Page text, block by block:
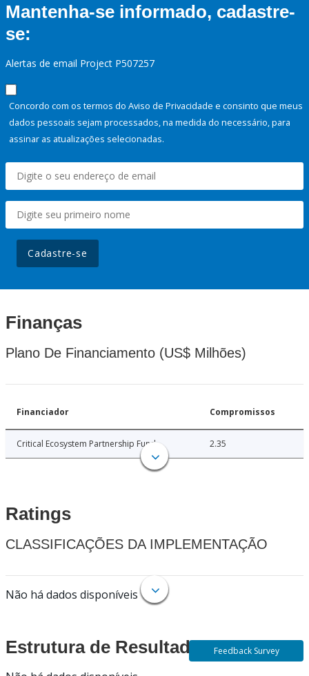
Mantenha-se informado, cadastre-
se:
Alertas de email Project P507257
Concordo com os termos do Aviso de Privacidade e consinto que meus
dados pessoais sejam processados, na medida do necessário, para
assinar as atualizações selecionadas.
Cadastre-se
Finanças
Plano De Financiamento (US$ Milhões)
Financiador Compromissos
Critical Ecosystem Partnership Fund 2.35
Ratings
CLASSIFICAÇÕES DA IMPLEMENTAÇÃO
Não há dados disponíveis
Estrutura de Resultados Feedback Survey